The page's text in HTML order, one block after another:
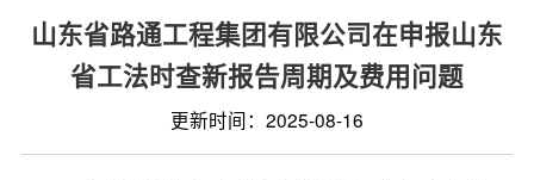
山东省路通工程集团有限公司在申报山东
省工法时查新报告周期及费用问题
更新时间：2025-08-16